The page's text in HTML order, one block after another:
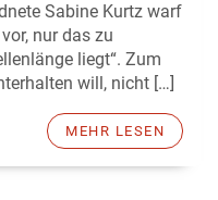
Sabine Kurtz warf
nur das zu
liegt“. Zum
will, nicht […]
MEHR LESEN